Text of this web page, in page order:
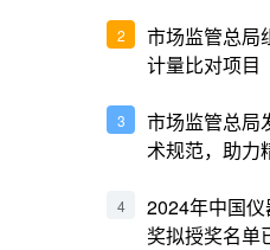
2
市场监管总局
计量比对项目
3
市场监管总局
术规范，助力
4
2024年中国
奖拟授奖名单